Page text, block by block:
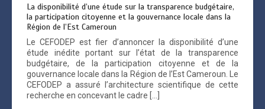
La disponibilité d’une étude sur la transparence budgétaire,
la participation citoyenne et la gouvernance locale dans la
Région de l’Est Cameroun
Le CEFODEP est fier d’annoncer la disponibilité d’une
étude inédite portant sur l’état de la transparence
budgétaire, de la participation citoyenne et de la
gouvernance locale dans la Région de l’Est Cameroun. Le
CEFODEP a assuré l’architecture scientifique de cette
recherche en concevant le cadre […]